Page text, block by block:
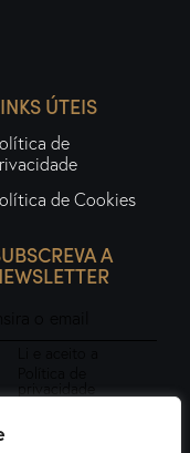
ÚTEIS
de
de Cookies
A
privacidade